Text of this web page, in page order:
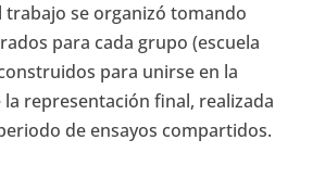
trabajo se organizó tomando
para cada grupo (escuela
para unirse en la
la representación final, realizada
de ensayos compartidos.